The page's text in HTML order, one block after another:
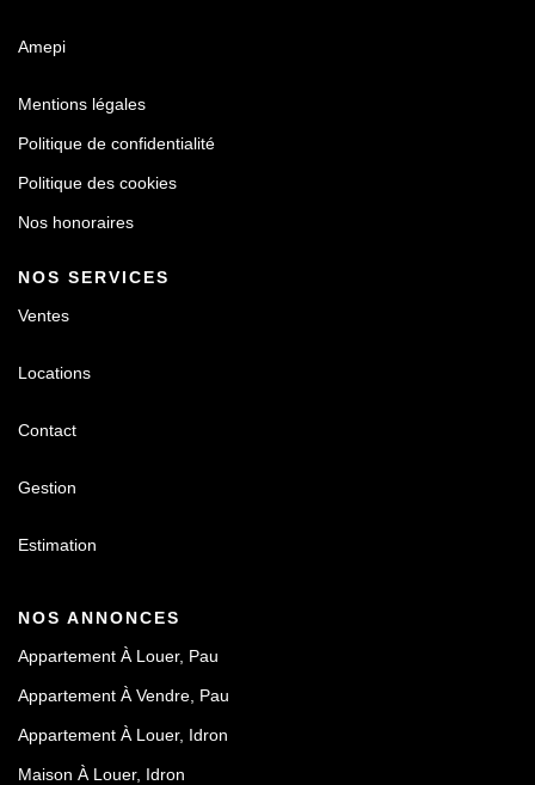
Amepi
Mentions légales
Politique de confidentialité
Politique des cookies
Nos honoraires
NOS SERVICES
Ventes
Locations
Contact
Gestion
Estimation
NOS ANNONCES
Appartement À Louer, Pau
Appartement À Vendre, Pau
Appartement À Louer, Idron
Maison À Louer, Idron